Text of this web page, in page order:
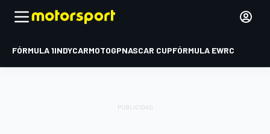
FÓRMULA 1INDYCARMOTOGPNASCAR CUPFÓRMULA EWRC